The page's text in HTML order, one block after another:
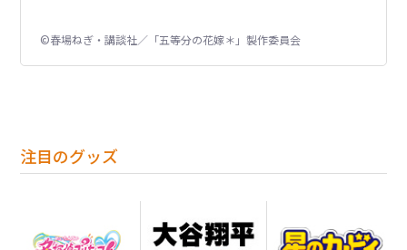
©春場ねぎ・講談社／「五等分の花嫁＊」製作委員会
注目のグッズ